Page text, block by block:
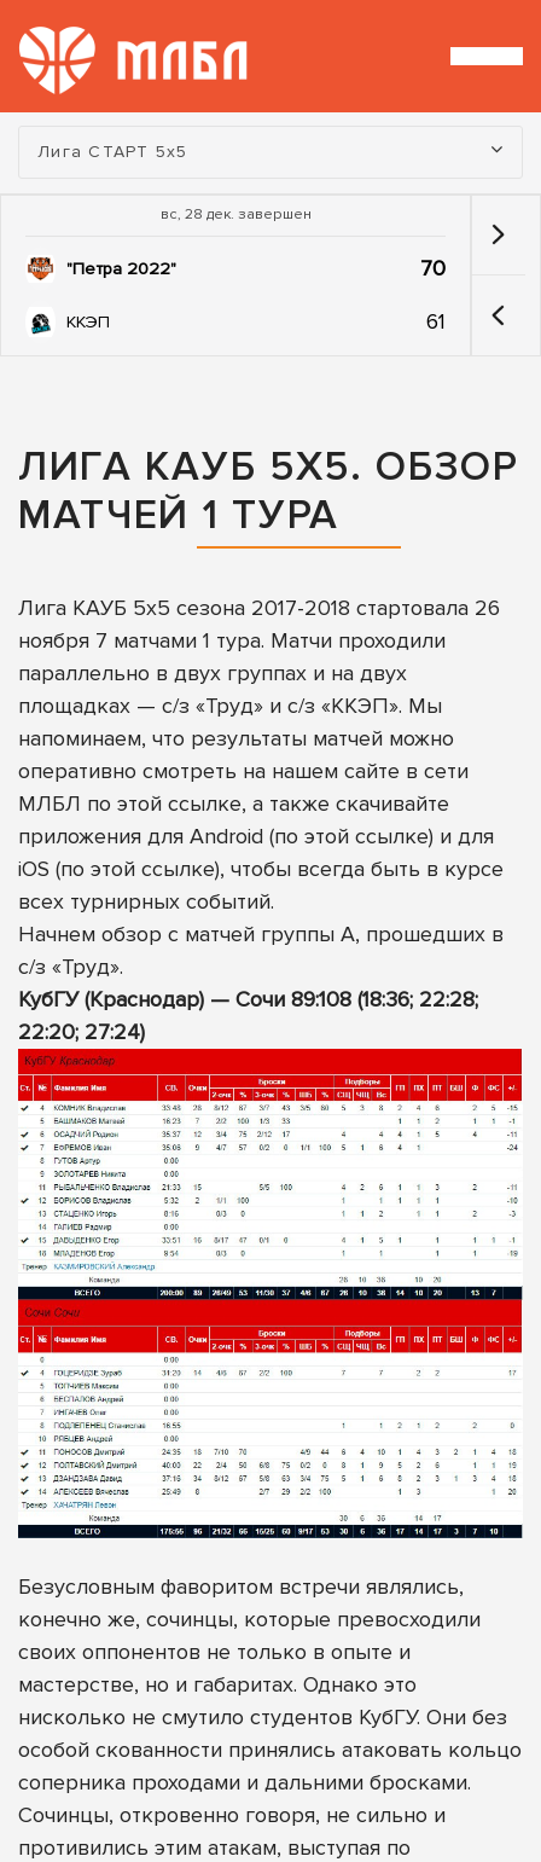
Турнир:
Лига СТАРТ 5х5
вс, 28 дек. завершен
"Петра 2022" 70
ККЭП 61
ЛИГА КАУБ 5Х5. ОБЗОР
МАТЧЕЙ 1 ТУРА
Лига КАУБ 5х5 сезона 2017-2018 стартовала 26
ноября 7 матчами 1 тура. Матчи проходили
параллельно в двух группах и на двух
площадках — с/з «Труд» и c/з «ККЭП». Мы
напоминаем, что результаты матчей можно
оперативно смотреть на нашем сайте в сети
МЛБЛ по этой ссылке, а также скачивайте
приложения для Android (по этой ссылке) и для
iOS (по этой ссылке), чтобы всегда быть в курсе
всех турнирных событий.
Начнем обзор с матчей группы А, прошедших в
с/з «Труд».
КубГУ (Краснодар) — Сочи 89:108 (18:36; 22:28;
22:20; 27:24)
Безусловным фаворитом встречи являлись,
конечно же, сочинцы, которые превосходили
своих оппонентов не только в опыте и
мастерстве, но и габаритах. Однако это
нисколько не смутило студентов КубГУ. Они без
особой скованности принялись атаковать кольцо
соперника проходами и дальними бросками.
Сочинцы, откровенно говоря, не сильно и
противились этим атакам, выступая по